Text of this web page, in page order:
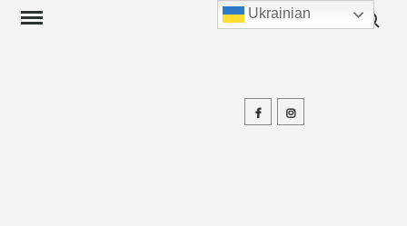
Skip
Search
FacebookInstagram
Ukrainian